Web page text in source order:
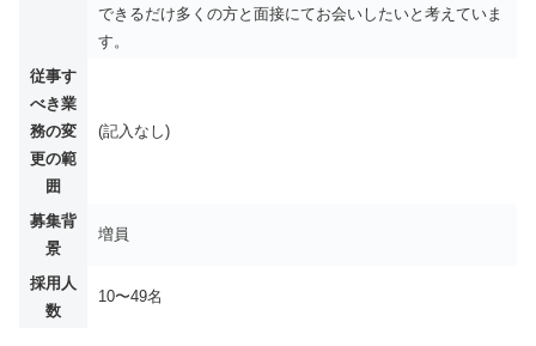
できるだけ多くの⽅と⾯接にてお会いしたいと考えていま
す。
従事す
べき業
務の変
更の範
囲
(記入なし)
募集背
景
増員
採用人
数
10〜49名